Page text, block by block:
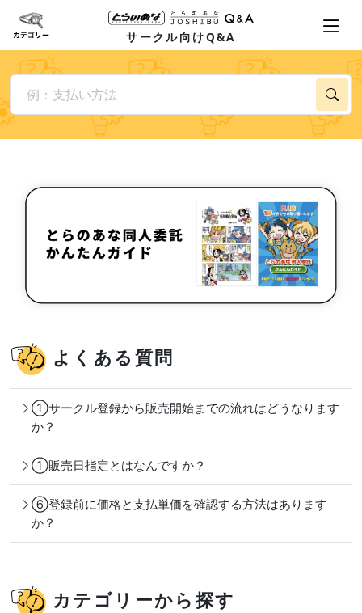
サークル向けQ&A
よくある質問
①サークル登録から販売開始までの流れはどうなります
か？
①販売日指定とはなんですか？
⑥登録前に価格と支払単価を確認する方法はあります
か？
カテゴリーから探す